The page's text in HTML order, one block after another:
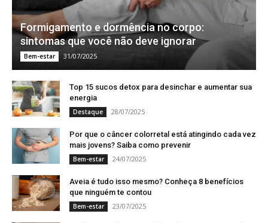
Formigamento e dormência no corpo:
sintomas que você não deve ignorar
Bem-estar 31/07/2025
Top 15 sucos detox para desinchar e aumentar sua
energia
Destaque 28/07/2025
Por que o câncer colorretal está atingindo cada vez
mais jovens? Saiba como prevenir
Bem-estar 24/07/2025
Aveia é tudo isso mesmo? Conheça 8 benefícios
que ninguém te contou
Bem-estar 23/07/2025